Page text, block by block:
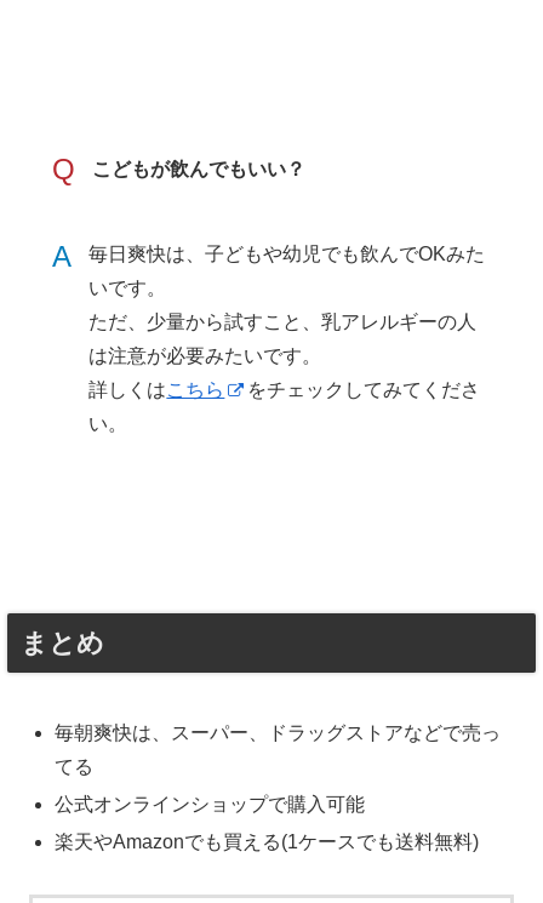
Q こどもが飲んでもいい？
A
毎日爽快は、子どもや幼児でも飲んでOKみた
いです。
ただ、少量から試すこと、乳アレルギーの人
は注意が必要みたいです。
詳しくはこちら
をチェックしてみてくださ
い。
まとめ
毎朝爽快は、スーパー、ドラッグストアなどで売っ
てる
公式オンラインショップで購入可能
楽天やAmazonでも買える(1ケースでも送料無料)